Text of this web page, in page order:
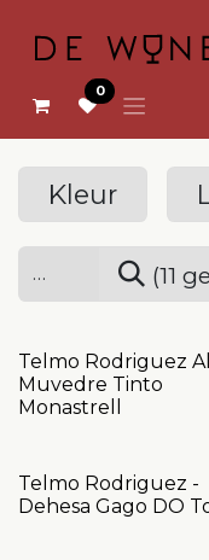
0
Kleur
(11
Telmo Rodriguez
Muvedre Tinto
Monastrell
Telmo Rodriguez -
Dehesa Gago DO